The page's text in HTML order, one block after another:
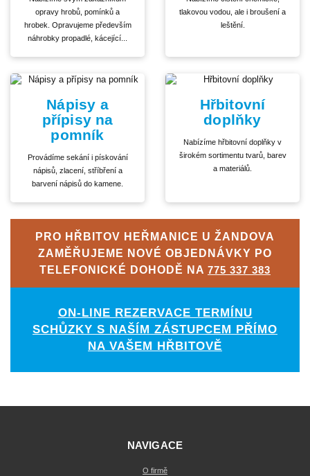
opravy hrobů, pomínků a
hrobek. Opravujeme především
náhrobky propadlé, kácející...
tlakovou vodou, ale i broušení a
leštění.
Nápisy a
přípisy na
pomník
Provádíme sekání i pískování
nápisů, zlacení, stříbření a
barvení nápisů do kamene.
Hřbitovní
doplňky
Nabízíme hřbitovní doplňky v
širokém sortimentu tvarů, barev
a materiálů.
PRO HŘBITOV HEŘMANICE U ŽANDOVA
ZAMĚŘUJEME NOVÉ OBJEDNÁVKY PO
TELEFONICKÉ DOHODĚ NA 775 337 383
ON-LINE REZERVACE TERMÍNU
SCHŮZKY S NAŠÍM ZÁSTUPCEM PŘÍMO
NA VAŠEM HŘBITOVĚ
NAVIGACE
O firmě